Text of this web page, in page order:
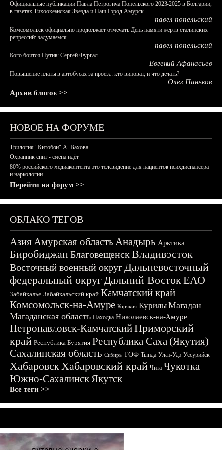
Официальные публикации Павла Петровича Попельского 2023-2025 в Болгарии,
в газетах Тихоокеанская Звезда и Наш Город Амурск
павел попельский
Комсомольск официально продолжает отмечать День памяти жертв сталинских
репрессий: задумаемся...
павел попельский
Кого боится Путин: Сергей Фургал
Евгений Афанасьев
Повышение платы в автобусах за проезд: кто виноват, и что делать?
Олег Паньков
Архив блогов >>
НОВОЕ НА ФОРУМЕ
Трилогия "Китобои" А. Вахова.
Охранник спит - смена идёт
80% российского медиаконтента это телевидение для пациентов психдиспансера
и наркологии.
Перейти на форум >>
ОБЛАКО ТЕГОВ
АзияАмурская область Анадырь Арктика
БиробиджанБлаговещенскВладивосток
Восточный военный округДальневосточный
федеральный округДальний ВостокЕАО
Забайкалье Забайкальский край Камчатский край
Комсомольск-на-Амуре Корякия Курилы Магадан
Магаданская область Находка Николаевск-на-Амуре
Петропавловск-КамчатскийПриморский
край Республика Бурятия Республика Саха (Якутия)
Сахалинская область Сибирь ТОФ Тында Улан-Удэ Уссурийск
ХабаровскХабаровский край Чита Чукотка
Южно-СахалинскЯкутск
Все теги >>